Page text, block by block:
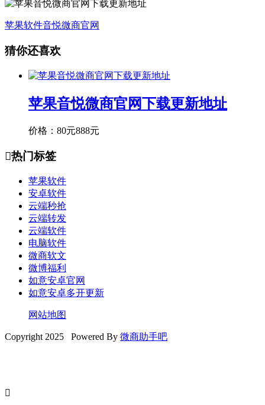
苹果软件音悦微商官网
猜你还喜欢
苹果音悦微商官网下载更新地址
价格： 80元888元
热门标签
苹果软件
安卓软件
云端秒抢
云端转发
云端软件
电脑软件
微商软文
微博福利
如意安卓官网
如意安卓多开更新
网站地图
Copyright 2025 Powered By 微商助手吧
